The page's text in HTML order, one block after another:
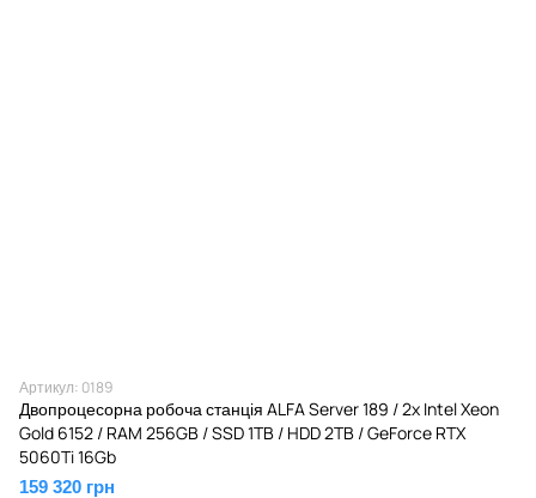
Артикул: 0189
Двопроцесорна робоча станція ALFA Server 189 / 2x Intel Xeon
Gold 6152 / RAM 256GB / SSD 1TB / HDD 2TB / GeForce RTX
5060Ti 16Gb
159 320 грн